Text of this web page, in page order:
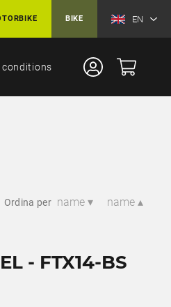
BIKE EN
conditions
Ordina per name ▾ name ▴
- FTX14-BS